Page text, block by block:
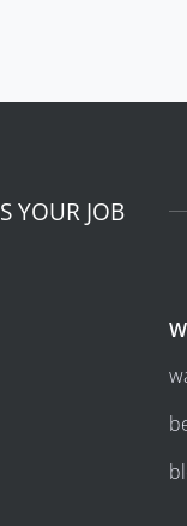
YOUR JOB